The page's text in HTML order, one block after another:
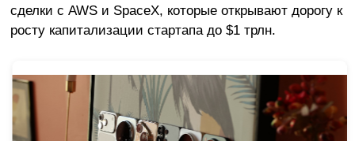
сделки с AWS и SpaceX, которые открывают дорогу к
росту капитализации стартапа до $1 трлн.